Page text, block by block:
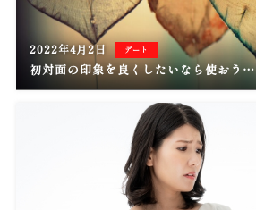
2022年4月2日 デート
初対面の印象を良くしたいなら使おう…